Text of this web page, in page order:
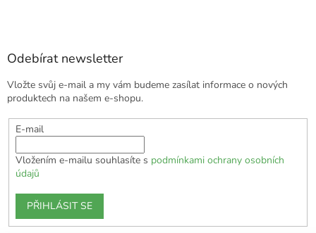
Odebírat newsletter
Vložte svůj e-mail a my vám budeme zasílat informace o nových
produktech na našem e-shopu.
E-mail
Vložením e-mailu souhlasíte s podmínkami ochrany osobních
údajů
PŘIHLÁSIT SE